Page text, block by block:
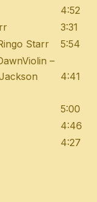
4:52
3:31
Starr 5:54
–
4:41
5:00
4:46
4:27